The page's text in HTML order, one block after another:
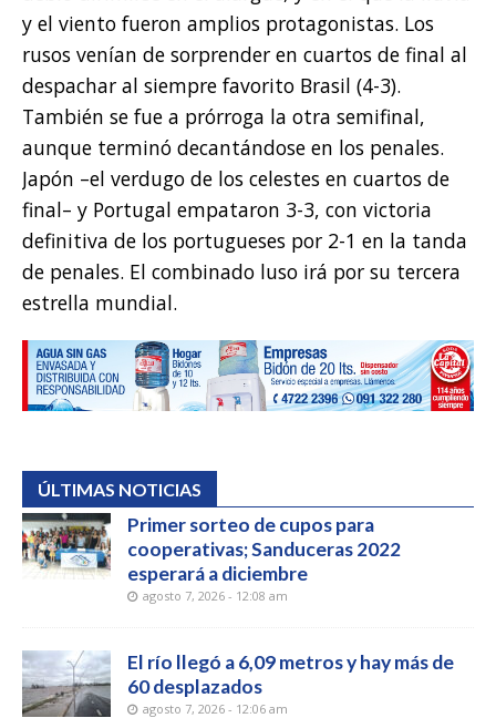
y el viento fueron amplios protagonistas. Los
rusos venían de sorprender en cuartos de final al
despachar al siempre favorito Brasil (4-3).
También se fue a prórroga la otra semifinal,
aunque terminó decantándose en los penales.
Japón –el verdugo de los celestes en cuartos de
final– y Portugal empataron 3-3, con victoria
definitiva de los portugueses por 2-1 en la tanda
de penales. El combinado luso irá por su tercera
estrella mundial.
ÚLTIMAS NOTICIAS
Primer sorteo de cupos para
cooperativas; Sanduceras 2022
esperará a diciembre
agosto 7, 2026 - 12:08 am
El río llegó a 6,09 metros y hay más de
60 desplazados
agosto 7, 2026 - 12:06 am